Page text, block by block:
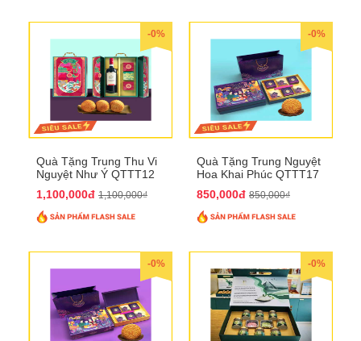
-0%
Quà Tặng Trung Thu Vi
Nguyệt Như Ý QTTT12
1,100,000đ 1,100,000₫
-0%
Quà Tặng Trung Nguyệt
Hoa Khai Phúc QTTT17
850,000đ 850,000₫
-0% -0%